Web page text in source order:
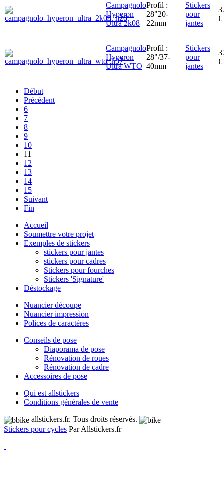
Campagnolo
Hyperon
Ultra 2k08
Profil :
28"20-
22mm
Stickers
pour
jantes
€
Campagnolo
Hyperon
Ultra WTO
Profil :
28"/37-
40mm
Stickers
pour
jantes
€
Début
Précédent
6
7
8
9
10
11
12
13
14
15
Suivant
Fin
Accueil
Soumettre votre projet
Exemples de stickers
stickers pour jantes
stickers pour cadres
Stickers pour fourches
Stickers 'Signature'
Déstockage
Nuancier découpe
Nuancier impression
Polices de caractères
Conseils de pose
Diaporama de pose
Rénovation de roues
Rénovation de cadre
Accessoires de pose
Qui est allstickers
Conditions générales de vente
allstickers.fr. Tous droits réservés.
Stickers pour cycles Par Allstickers.fr